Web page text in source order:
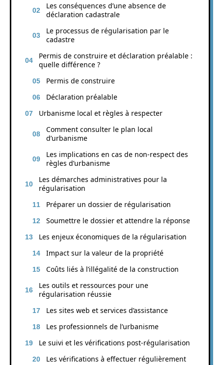
Les conséquences d’une absence de
déclaration cadastrale
Le processus de régularisation par le
cadastre
Permis de construire et déclaration préalable :
quelle différence ?
Permis de construire
Déclaration préalable
Urbanisme local et règles à respecter
Comment consulter le plan local
d’urbanisme
Les implications en cas de non-respect des
règles d’urbanisme
Les démarches administratives pour la
régularisation
Préparer un dossier de régularisation
Soumettre le dossier et attendre la réponse
Les enjeux économiques de la régularisation
Impact sur la valeur de la propriété
Coûts liés à l’illégalité de la construction
Les outils et ressources pour une
régularisation réussie
Les sites web et services d’assistance
Les professionnels de l’urbanisme
Le suivi et les vérifications post-régularisation
Les vérifications à effectuer régulièrement